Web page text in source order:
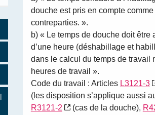
douche est pris en compte
contreparties. ».
b) « Le temps de douche doit être
d’une heure (déshabillage et
dans le calcul du temps de travail
heures de travail ».
Code du travail : Articles L3121-3
(les disposition s’applique aussi
R3121-2
(cas de la douche),